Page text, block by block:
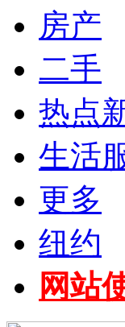
房产
二手
热点
生活
更多
纽约
网站